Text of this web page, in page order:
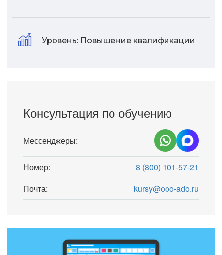
Уровень: Повышение квалификации
Консультация по обучению
Мессенджеры:
Номер:
8 (800) 101-57-21
Почта:
kursy@ooo-ado.ru